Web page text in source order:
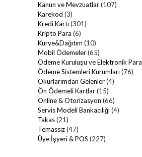
Kanun ve Mevzuatlar(107)
Karekod (3)
Kredi Kartı (301)
Kripto Para (6)
Kurye&Dağıtım (10)
Mobil Ödemeler(65)
Ödeme Kuruluşu ve Elektronik Para
Ödeme Sistemleri Kurumları (76)
Okurlarımdan Gelenler(4)
Ön Ödemeli Kartlar(15)
Online & Otorizasyon (66)
Servis Modeli Bankacılığı (4)
Takas(21)
Temassız(47)
Üye İşyeri & POS (227)